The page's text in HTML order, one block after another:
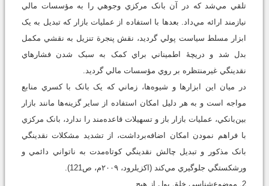
تلقي مي‌شد که در آن بانک مرکزي وجوهي را به مؤسسات مالي
نيازمند ارائه مي‌داد. بعدها با استفاده از عمليات بازار که تبديل به يک
ابزار مسلط سياست پولي گرديد، نقش پنجرة تنزيل به نقشي مکمل
بدل شد و دريچۀ اطميناني براي کمک به سبک شدن فشارهاي
نقدينگي غيرمنتظره بر روي مؤسسات مالي گرديد.
در ميان اين ابزارها و شيوه‌ها، زماني که يک بانک با کسري منابع
مواجه است و به هر دليل امکان استفاده از ساير گزينه‌ها مانند بازار
بين‌بانکي، عمليات بازار باز و تسهيلات قاعده‌مند را ندارد، بانک مرکزي
با فراهم نمودن امکان اضافه‌برداشت، از تشديد مشکلات نقدينگي
بانک مذکور و تبديل چالش نقدينگي کوتاه‌مدت به ناتواني دائمي و
ورشکستگي جلوگيري مي‌کند (اکزيلرود، ۲۰۰۹م، ص121).
2. موضوع‌شناسي خلق پول از هيچ